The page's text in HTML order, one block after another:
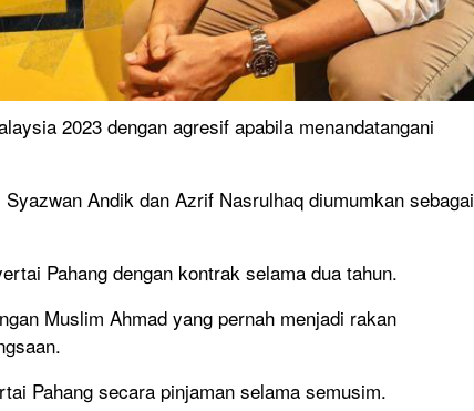
2023 dengan agresif apabila menandatangani
Andik dan Azrif Nasrulhaq diumumkan sebagai
Pahang dengan kontrak selama dua tahun.
Muslim Ahmad yang pernah menjadi rakan
Pahang secara pinjaman selama semusim.